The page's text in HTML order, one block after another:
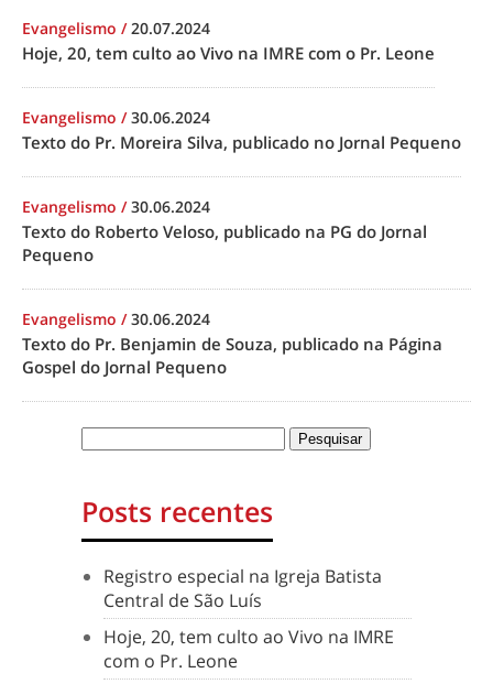
Evangelismo /20.07.2024
Hoje, 20, tem culto ao Vivo na IMRE com o Pr. Leone
Evangelismo /30.06.2024
Texto do Pr. Moreira Silva, publicado no Jornal Pequeno
Evangelismo /30.06.2024
Texto do Roberto Veloso, publicado na PG do Jornal
Pequeno
Evangelismo /30.06.2024
Texto do Pr. Benjamin de Souza, publicado na Página
Gospel do Jornal Pequeno
Posts recentes
Registro especial na Igreja Batista
Central de São Luís
Hoje, 20, tem culto ao Vivo na IMRE
com o Pr. Leone